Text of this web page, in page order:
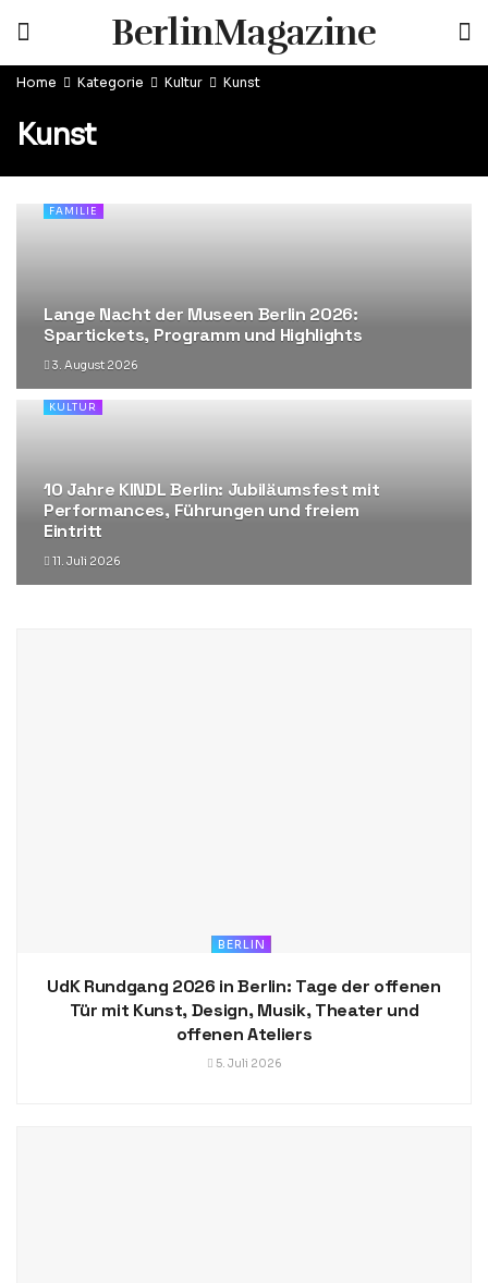
BerlinMagazine
Home Kategorie Kultur Kunst
Kunst
FAMILIE
Lange Nacht der Museen Berlin 2026:
Spartickets, Programm und Highlights
3. August 2026
KULTUR
10 Jahre KINDL Berlin: Jubiläumsfest mit
Performances, Führungen und freiem
Eintritt
11. Juli 2026
BERLIN
UdK Rundgang 2026 in Berlin: Tage der offenen
Tür mit Kunst, Design, Musik, Theater und
offenen Ateliers
5. Juli 2026